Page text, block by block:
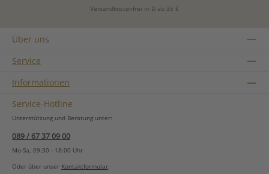
Versandkostenfrei in D ab 35 €
Über uns
Service
Informationen
Service-Hotline
Unterstützung und Beratung unter:
089 / 67 37 09 00
Mo-Sa, 09:30 - 18:00 Uhr
Oder über unser Kontaktformular.